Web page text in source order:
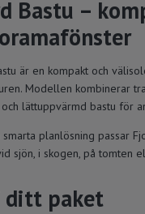
Bastu –
är en kompakt och
Modellen kombinerar
lättuppvärmd bastu för
smarta planlösning passar
sjön, i skogen, på tomten
ditt paket